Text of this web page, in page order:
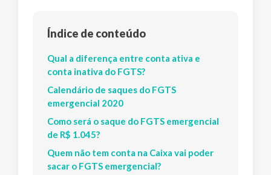
Índice de conteúdo
Qual a diferença entre conta ativa e
conta inativa do FGTS?
Calendário de saques do FGTS
emergencial 2020
Como será o saque do FGTS emergencial
de R$ 1.045?
Quem não tem conta na Caixa vai poder
sacar o FGTS emergencial?